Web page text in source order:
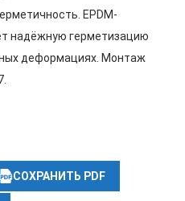
EPDM-
надёжную герметизацию
деформациях. Монтаж
СОХРАНИТЬ PDF